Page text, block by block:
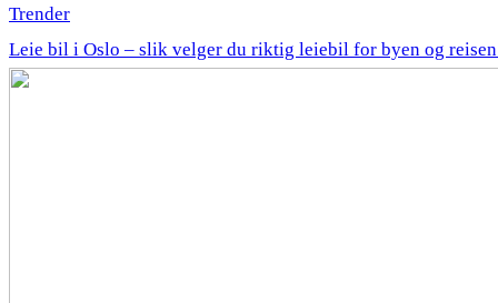
Trender
Leie bil i Oslo – slik velger du riktig leiebil for byen og